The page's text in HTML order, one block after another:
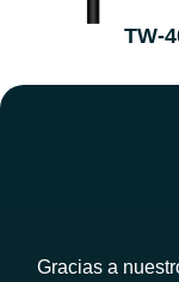
TW-
Gracias a